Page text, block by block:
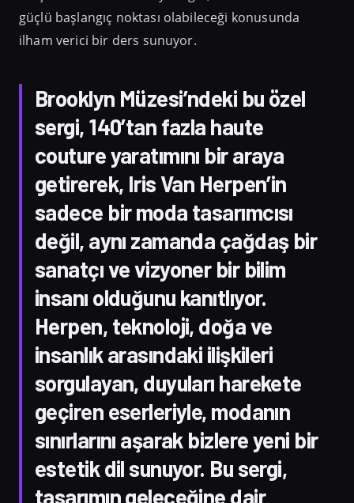
güçlü başlangıç noktası olabileceği konusunda
ilham verici bir ders sunuyor.
Brooklyn Müzesi’ndeki bu özel
sergi, 140’tan fazla haute
couture yaratımını bir araya
getirerek, Iris Van Herpen’in
sadece bir moda tasarımcısı
değil, aynı zamanda çağdaş bir
sanatçı ve vizyoner bir bilim
insanı olduğunu kanıtlıyor.
Herpen, teknoloji, doğa ve
insanlık arasındaki ilişkileri
sorgulayan, duyuları harekete
geçiren eserleriyle, modanın
sınırlarını aşarak bizlere yeni bir
estetik dil sunuyor. Bu sergi,
tasarımın geleceğine dair